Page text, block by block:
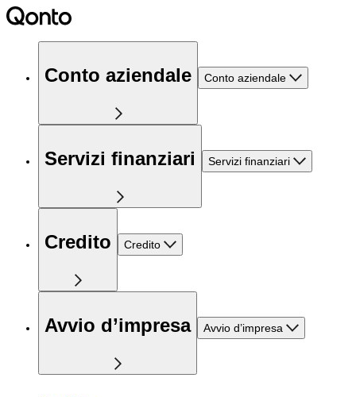
Conto aziendale Conto aziendale
Servizi finanziari Servizi finanziari
Credito Credito
Avvio d’impresa Avvio d’impresa